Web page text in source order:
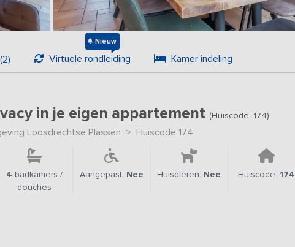
Virtuele rondleiding
Nieuw
Kamer indeling
in je eigen appartement (Huiscode: 174)
Loosdrechtse Plassen > Huiscode 174
4 badkamers /
douches
Aangepast: Nee Huisdieren: Nee Huiscode:174